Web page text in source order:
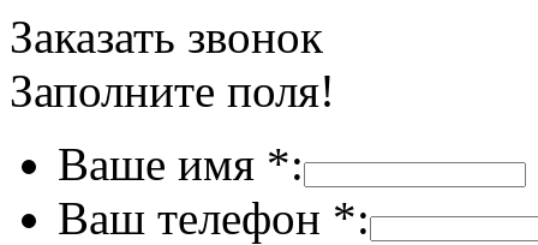
Заказать звонок
Заполните поля!
Ваше имя *:
Ваш телефон *: